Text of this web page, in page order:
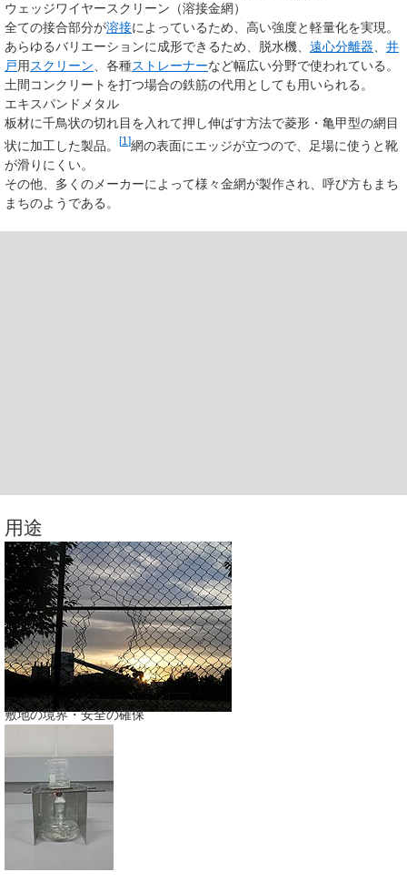
ウェッジワイヤースクリーン（溶接金網）
全ての接合部分が溶接によっているため、高い強度と軽量化を実現。
あらゆるバリエーションに成形できるため、脱水機、 遠心分離器、 井
戸用スクリーン、各種ストレーナーなど幅広い分野で使われている。
土間コンクリートを打つ場合の鉄筋の代用としても用いられる。
エキスパンドメタル
板材に千鳥状の切れ目を入れて押し伸ばす方法で菱形・亀甲型の網目
状に加工した製品。
[1 ]網の表面にエッジが立つので、足場に使うと靴
が滑りにくい。
その他、多くのメーカーによって様々金網が製作され、呼び方もまち
まちのようである。
用途
敷地の境界・安全の確保